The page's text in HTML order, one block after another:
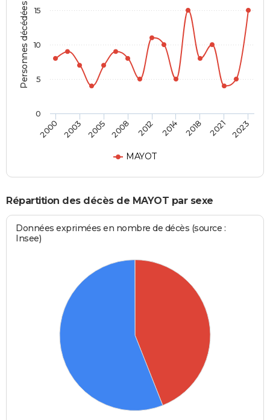
Personnes décédées
MAYOT
2000 2003 2005 2008 2012 2014 2018 2021 2023
5
10
15
0
Répartition des décès de MAYOT par sexe
Données exprimées en nombre de décès (source :
Insee)